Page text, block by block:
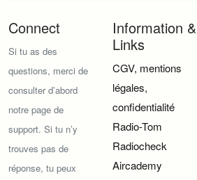
Connect
Si tu as des
questions, merci de
consulter d’abord
notre page de
support. Si tu n’y
trouves pas de
réponse, tu peux
Information &
Links
CGV, mentions
légales,
confidentialité
Radio-Tom
Radiocheck
Aircademy